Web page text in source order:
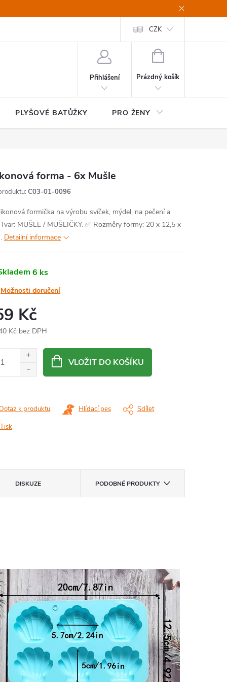
CZK
Přihlášení
NÁKUPNÍ
Prázdný košík
PLYŠOVÉ BATŮŽKY PRO ŽENY
forma - 6x Mušle
C03-01-0096
formička na výrobu svíček, mýdel, na pečení a
MUŠLE / MUŠLIČKY. ✅ Rozměry formy: 20 x 12,5 x
Detailní informace
6 ks
Možnosti doručení
Kč
Kč bez DPH
VLOŽIT DO KOŠÍKU
Tisk
k produktu Hlídací pes Sdílet
DISKUZE PODOBNÉ PRODUKTY